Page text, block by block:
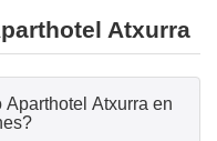
Atxurra
Atxurra en